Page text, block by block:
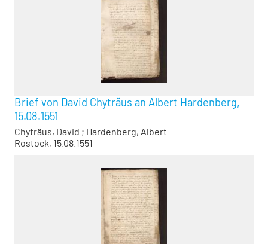
Brief von David Chyträus an Albert Hardenberg,
15.08.1551
Chyträus, David ; Hardenberg, Albert
Rostock, 15.08.1551